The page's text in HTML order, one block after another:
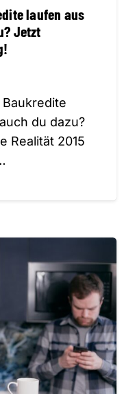
laufen aus
Jetzt
du dazu?
Realität 2015